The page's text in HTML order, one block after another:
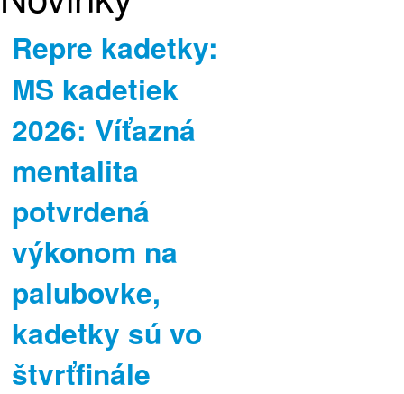
Repre kadetky:
MS kadetiek
2026: Víťazná
mentalita
potvrdená
výkonom na
palubovke,
kadetky sú vo
štvrťfinále